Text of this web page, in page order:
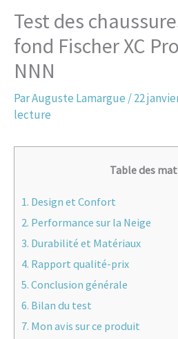
Test des
fond Fischer XC
NNN
ParAuguste Lamargue /22
lecture
Table des
1. Design et Confort
2. Performance sur la Neige
3. Durabilité et Matériaux
4. Rapport qualité-prix
5. Conclusion générale
6. Bilan du test
7. Mon avis sur ce produit